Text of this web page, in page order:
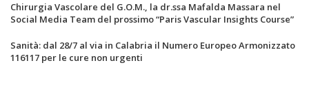
Chirurgia Vascolare del G.O.M., la dr.ssa Mafalda Massara nel
Social Media Team del prossimo “Paris Vascular Insights Course”
Sanità: dal 28/7 al via in Calabria il Numero Europeo Armonizzato
116117 per le cure non urgenti